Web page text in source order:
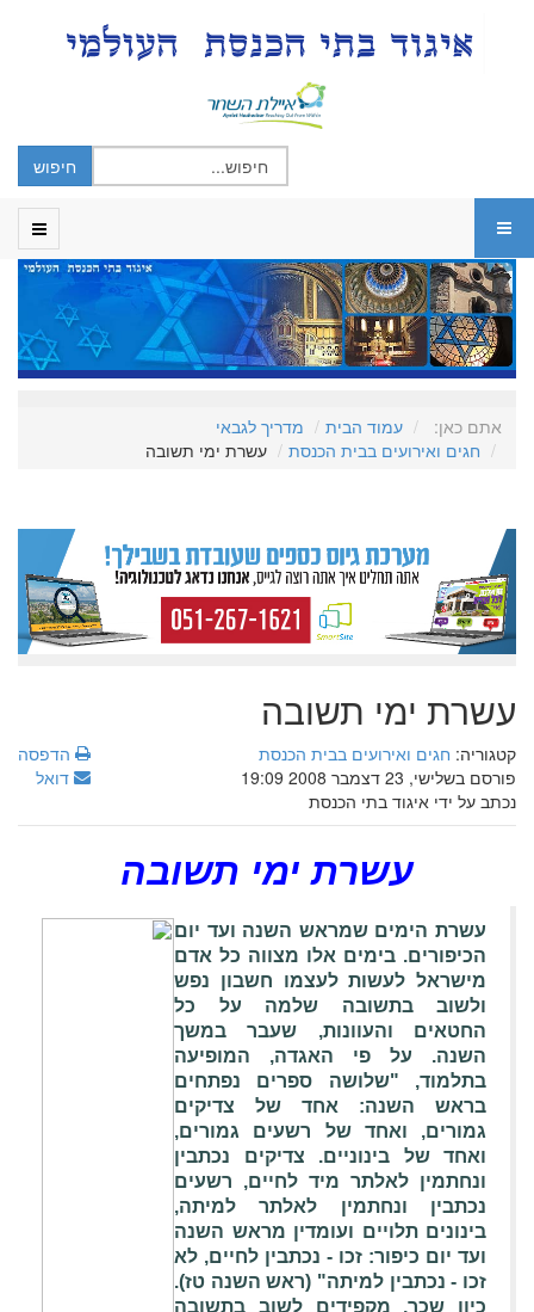
אתם כאן: עמוד הבית
מדריך לגבאי
חגים ואירועים בבית הכנסת
עשרת ימי תשובה
עשרת ימי תשובה
הדפסה
דואל
קטגוריה: חגים ואירועים בבית הכנסת
פורסם בשלישי, 23 דצמבר 2008 19:09
נכתב על ידי איגוד בתי הכנסת
עשרת ימי תשובה
עשרת הימים שמראש השנה ועד יום
הכיפורים. בימים אלו מצווה כל אדם
מישראל לעשות לעצמו חשבון נפש
ולשוב בתשובה
שלמה על כל
החטאים והעוונות, שעבר במשך
השנה. על פי האגדה, המופיעה
בתלמוד, "שלושה ספרים נפתחים
בראש השנה: אחד של צדיקים
גמורים, ואחד של רשעים גמורים,
ואחד של בינוניים. צדיקים נכתבין
ונחתמין לאלתר מיד לחיים, רשעים
נכתבין ונחתמין לאלתר למיתה,
בינונים תלויים ועומדין מראש השנה
ועד יום כיפור: זכו - נכתבין לחיים, לא
זכו - נכתבין למיתה" (ראש השנה טז).
כיון שכך, מקפידים לשוב בתשובה